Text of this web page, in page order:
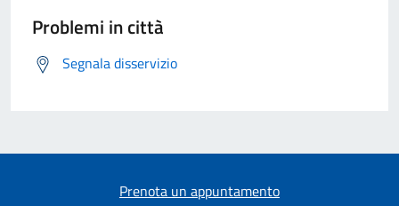
Problemi in città
Segnala disservizio
Prenota un appuntamento